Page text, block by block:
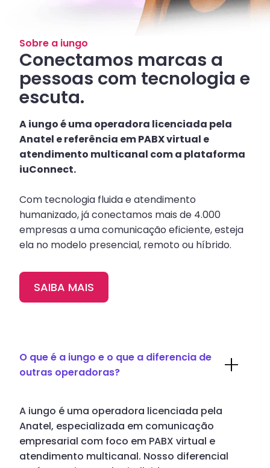
Sobre a iungo
Conectamos marcas a
pessoas com tecnologia e
escuta.
A iungo é uma operadora licenciada pela
Anatel e referência em PABX virtual e
atendimento multicanal com a plataforma
iuConnect.
Com tecnologia fluida e atendimento
humanizado, já conectamos mais de 4.000
empresas a uma comunicação eficiente, esteja
ela no modelo presencial, remoto ou híbrido.
SAIBA MAIS
O que é a iungo e o que a diferencia de
outras operadoras?
A iungo é uma operadora licenciada pela
Anatel, especializada em comunicação
empresarial com foco em PABX virtual e
atendimento multicanal. Nosso diferencial